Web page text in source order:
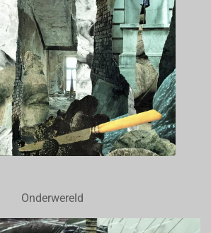
Onderwereld